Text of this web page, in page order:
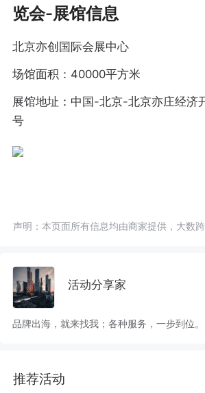
览会-展馆信息
北京亦创国际会展中心
场馆面积：40000平方米
展馆地址：中国-北京-北京亦庄经济
号
声明：本页面所有信息均由商家提供，大数
活动分享家
品牌出海，就来找我；各种服务，一步到位。
推荐活动